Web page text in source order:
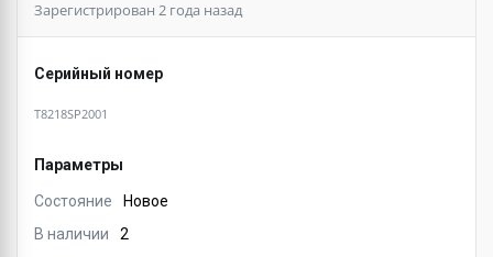
Зарегистрирован 2 года назад
Серийный номер
T8218SP2001
Параметры
Состояние
Новое
В наличии
2